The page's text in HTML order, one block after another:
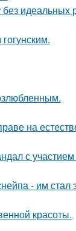
идеальных
на
с участием
- им стал
красоты.